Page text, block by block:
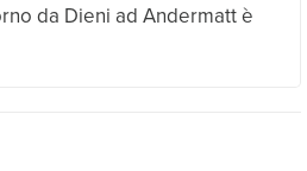
da Dieni ad Andermatt è